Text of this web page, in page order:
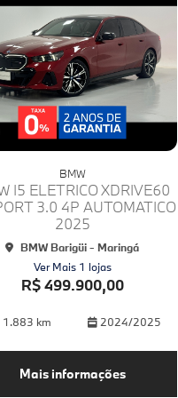
BMW
I5 ELETRICO XDRIVE60
3.0 4P AUTOMATICO
2025
BMW Barigüi - Maringá
Ver Mais 1 lojas
R$ 499.900,00
1.883 km 2024/2025
Mais informações